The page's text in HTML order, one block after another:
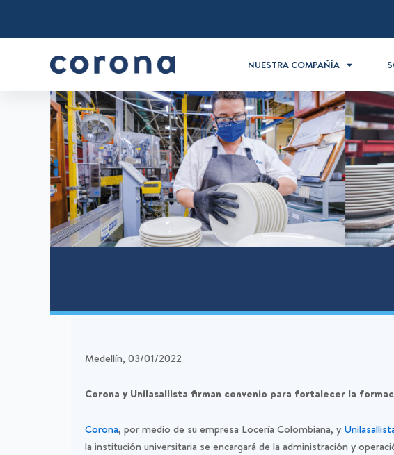
NUESTRA COMPAÑÍA
Medellín, 03/01/2022
Corona y Unilasallista firman convenio para fortalecer la
Corona, por medio de su empresa Locería Colombiana, y
la institución universitaria se encargará de la administración y